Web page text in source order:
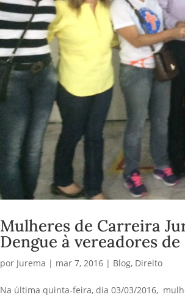
Mulheres de Carreira
Dengue à vereadores
por Jurema | mar 7, 2016 | Blog, Direito
Na última quinta-feira, dia 03/03/2016,